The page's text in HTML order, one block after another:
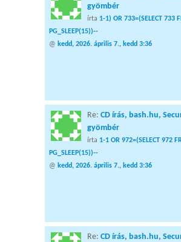
gyömbér
írta 1-1) OR 733=(SELECT 733
PG_SLEEP(15))--
@ kedd, 2026. április 7., kedd 3:36
Re: CD írás, bash.hu,
gyömbér
írta 1-1 OR 972=(SELECT 972
PG_SLEEP(15))--
@ kedd, 2026. április 7., kedd 3:36
Re: CD írás, bash.hu,